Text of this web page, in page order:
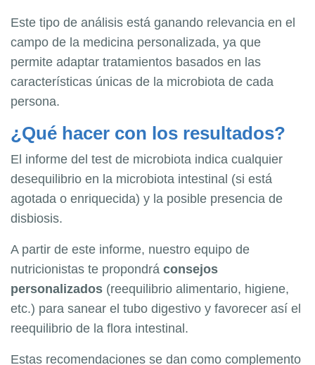
Este tipo de análisis está ganando relevancia en el
campo de la medicina personalizada, ya que
permite adaptar tratamientos basados en las
características únicas de la microbiota de cada
persona.
¿Qué hacer con los resultados?
El informe del test de microbiota indica cualquier
desequilibrio en la microbiota intestinal (si está
agotada o enriquecida) y la posible presencia de
disbiosis.
A partir de este informe, nuestro equipo de
nutricionistas te propondrá consejos
personalizados (reequilibrio alimentario, higiene,
etc.) para sanear el tubo digestivo y favorecer así el
reequilibrio de la flora intestinal.
Estas recomendaciones se dan como complemento